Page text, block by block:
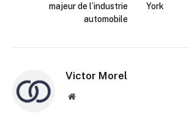
majeur de l’industrie
automobile
York
Victor Morel
Site